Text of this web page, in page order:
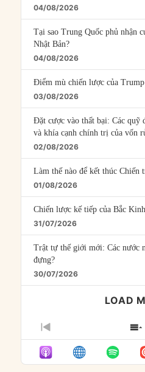
04/08/2026
Tại sao Trung Quốc phủ nhận
Nhật Bản?
04/08/2026
Điểm mù chiến lược của
03/08/2026
Đặt cược vào thất bại: Các quỹ
và khía cạnh chính trị của vốn
02/08/2026
Làm thế nào để kết thúc Chiến
01/08/2026
Chiến lược kế tiếp của Bắc
31/07/2026
Trật tự thế giới mới: Các nước
đựng?
30/07/2026
LOAD
PREVIOUS
EPISODE